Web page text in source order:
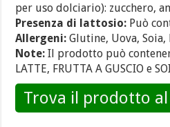
per uso dolciario): zucchero,
Presenza di lattosio: Può
Allergeni: Glutine, Uova,
Note: Il prodotto può
LATTE, FRUTTA A GUSCIO e
Trova il prodotto